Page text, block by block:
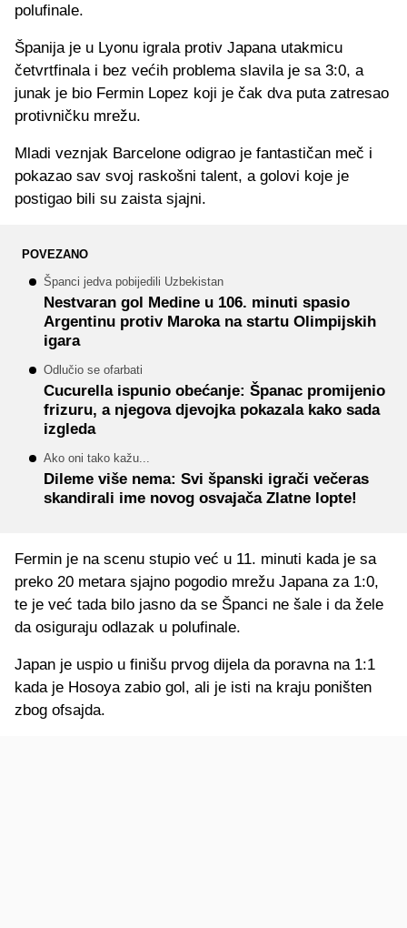
polufinale.
Španija je u Lyonu igrala protiv Japana utakmicu
četvrtfinala i bez većih problema slavila je sa 3:0, a
junak je bio Fermin Lopez koji je čak dva puta zatresao
protivničku mrežu.
Mladi veznjak Barcelone odigrao je fantastičan meč i
pokazao sav svoj raskošni talent, a golovi koje je
postigao bili su zaista sjajni.
POVEZANO
Španci jedva pobijedili Uzbekistan
Nestvaran gol Medine u 106. minuti spasio
Argentinu protiv Maroka na startu Olimpijskih
igara
Odlučio se ofarbati
Cucurella ispunio obećanje: Španac promijenio
frizuru, a njegova djevojka pokazala kako sada
izgleda
Ako oni tako kažu...
Dileme više nema: Svi španski igrači večeras
skandirali ime novog osvajača Zlatne lopte!
Fermin je na scenu stupio već u 11. minuti kada je sa
preko 20 metara sjajno pogodio mrežu Japana za 1:0,
te je već tada bilo jasno da se Španci ne šale i da žele
da osiguraju odlazak u polufinale.
Japan je uspio u finišu prvog dijela da poravna na 1:1
kada je Hosoya zabio gol, ali je isti na kraju poništen
zbog ofsajda.